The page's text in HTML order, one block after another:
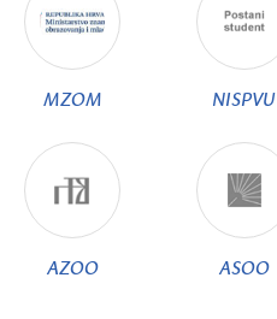
MZOM NISPVU
AZOO ASOO